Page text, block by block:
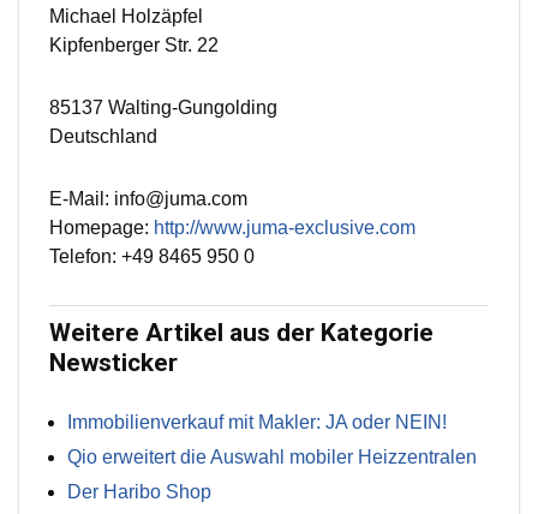
Michael Holzäpfel
Kipfenberger Str. 22
85137 Walting-Gungolding
Deutschland
E-Mail: info@juma.com
Homepage: http://www.juma-exclusive.com
Telefon: +49 8465 950 0
Weitere Artikel aus der Kategorie
Newsticker
Immobilienverkauf mit Makler: JA oder NEIN!
Qio erweitert die Auswahl mobiler Heizzentralen
Der Haribo Shop